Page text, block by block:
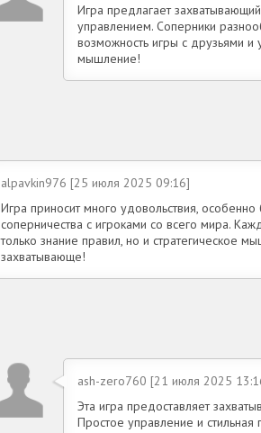
Игра предлагает
управлением. Соперники
возможность игры с друзьями и
мышление!
alpavkin976 [25 июля 2025 09:16]
Игра приносит много удовольствия,
соперничества с игроками со всего мира.
только знание правил, но и стратегическое
захватывающе!
ash-zero760 [21 июля 2025
Эта игра предоставляет
Простое управление и стильная